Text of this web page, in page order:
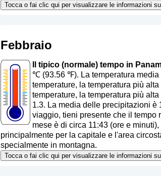
Tocca o fai clic qui per visualizzare le informazioni
Febbraio
Il tipico (normale) tempo in
℃ (93.56 ℉). La temperatura
temperature, la temperatura più
temperature, la temperatura più
1.3. La media delle precipitazioni è
viaggio, tieni presente che il tempo
mese è di circa 11:43 (ore e
principalmente per la capitale e l'area
specialmente in montagna.
Tocca o fai clic qui per visualizzare le informazioni